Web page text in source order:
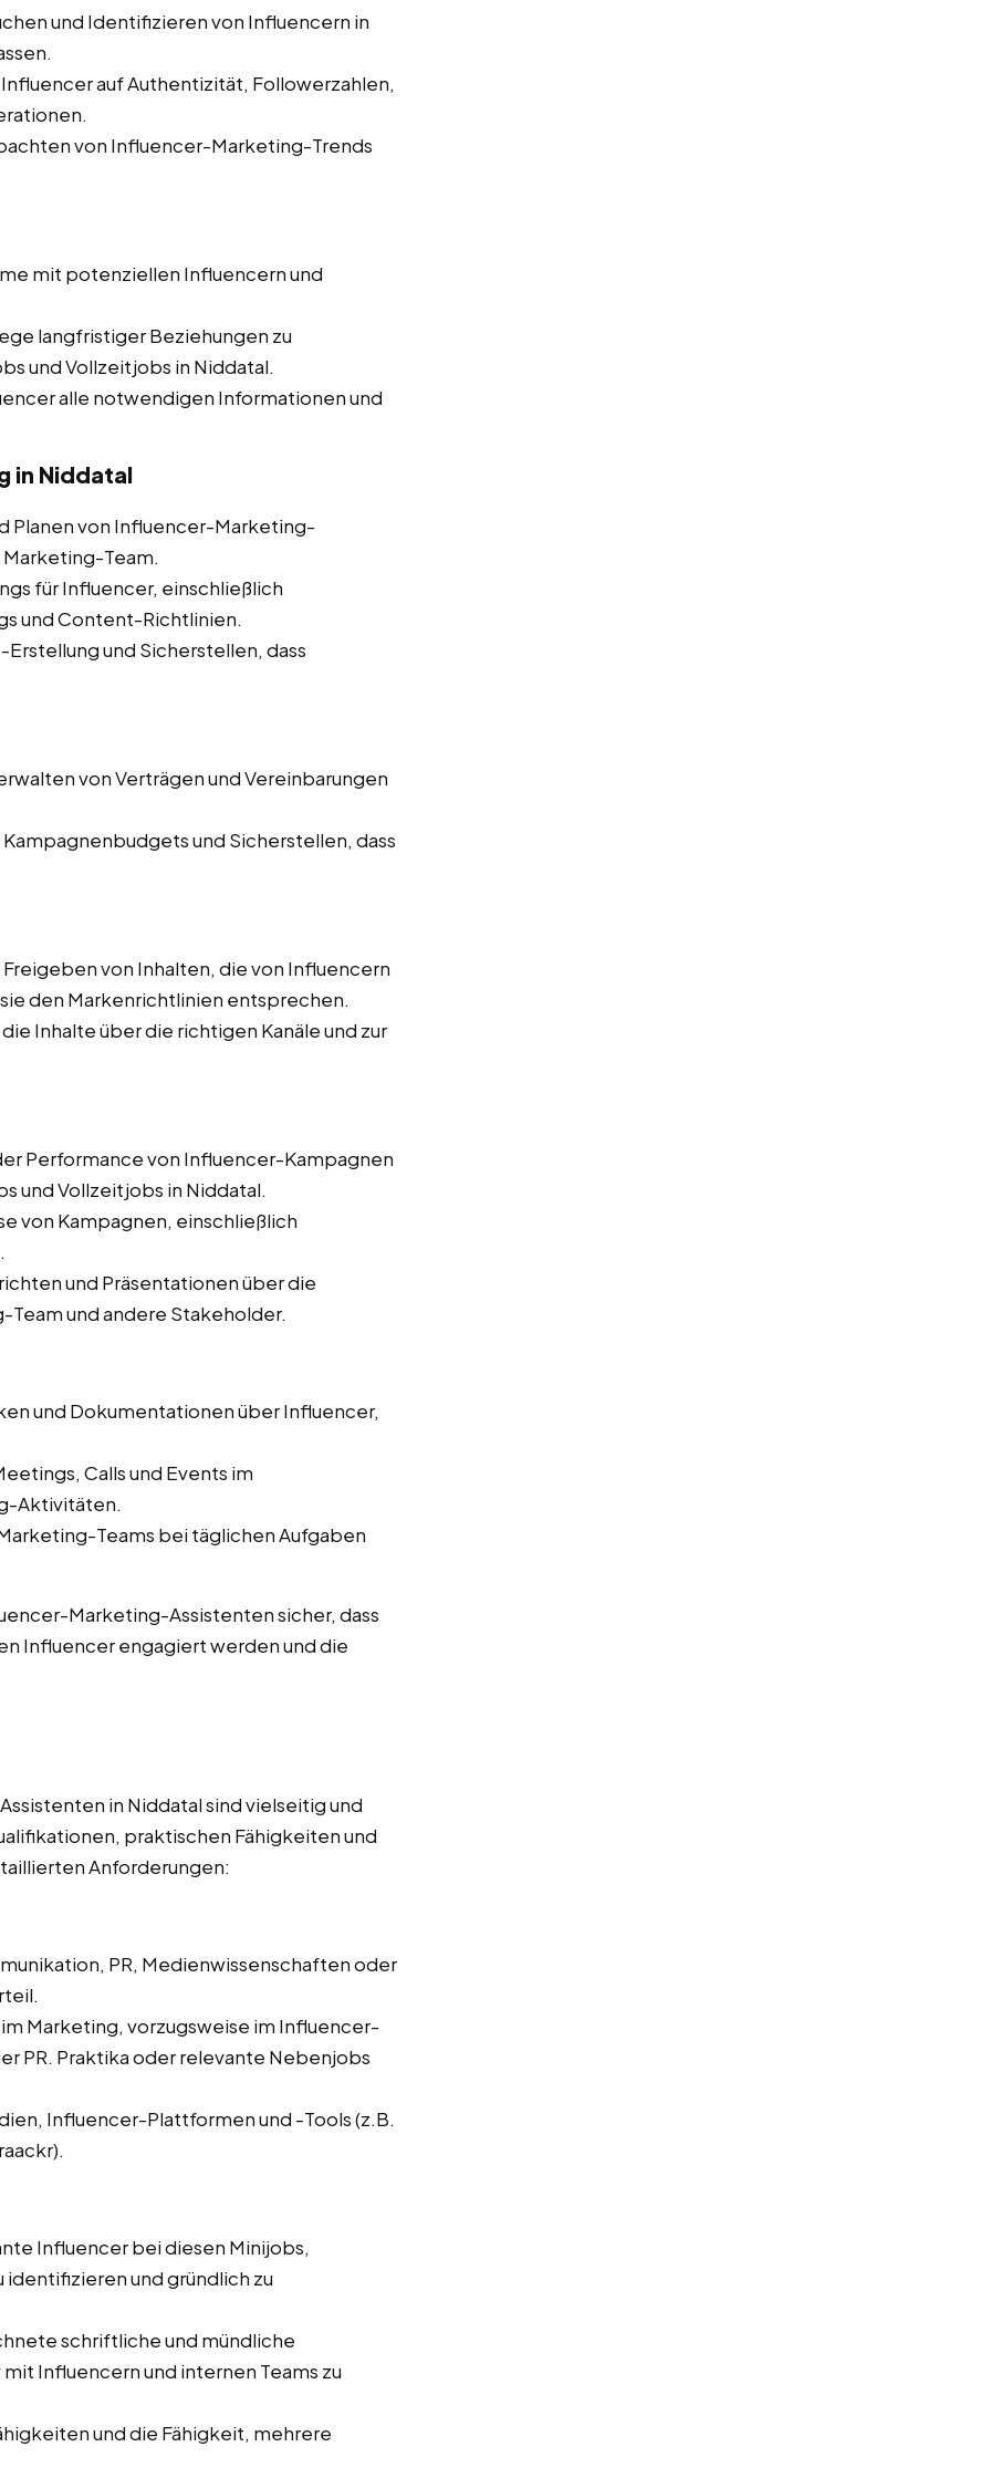
und Identifizieren von Influencern in
auf Authentizität, Followerzahlen,
von Influencer-Marketing-Trends
mit potenziellen Influencern und
langfristiger Beziehungen zu
und Vollzeitjobs in Niddatal.
alle notwendigen Informationen und
in Niddatal
Planen von Influencer-Marketing-
Team.
für Influencer, einschließlich
und Content-Richtlinien.
und Sicherstellen, dass
von Verträgen und Vereinbarungen
und Sicherstellen, dass
von Inhalten, die von Influencern
den Markenrichtlinien entsprechen.
Inhalte über die richtigen Kanäle und zur
Performance von Influencer-Kampagnen
und Vollzeitjobs in Niddatal.
von Kampagnen, einschließlich
und Präsentationen über die
und andere Stakeholder.
und Dokumentationen über Influencer,
Calls und Events im
Aktivitäten.
Teams bei täglichen Aufgaben
Marketing-Assistenten sicher, dass
Influencer engagiert werden und die
in Niddatal sind vielseitig und
praktischen Fähigkeiten und
Anforderungen:
PR, Medienwissenschaften oder
Marketing, vorzugsweise im Influencer-
PR. Praktika oder relevante Nebenjobs
Influencer-Plattformen und -Tools (z.B.
Influencer bei diesen Minijobs,
und gründlich zu
schriftliche und mündliche
Influencern und internen Teams zu
und die Fähigkeit, mehrere